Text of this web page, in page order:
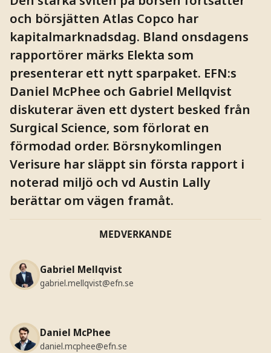
och börsjätten Atlas Copco har
kapitalmarknadsdag. Bland onsdagens
rapportörer märks Elekta som
presenterar ett nytt sparpaket. EFN:s
Daniel McPhee och Gabriel Mellqvist
diskuterar även ett dystert besked från
Surgical Science, som förlorat en
förmodad order. Börsnykomlingen
Verisure har släppt sin första rapport i
noterad miljö och vd Austin Lally
berättar om vägen framåt.
MEDVERKANDE
Gabriel Mellqvist
gabriel.mellqvist@efn.se
Daniel McPhee
daniel.mcphee@efn.se